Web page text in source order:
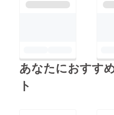
あなたにおすす
ト